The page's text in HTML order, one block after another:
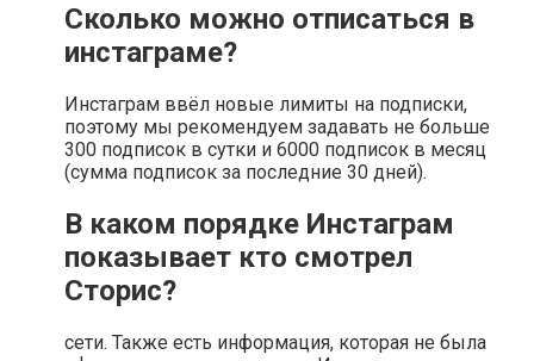
Сколько можно отписаться в
инстаграме?
Инстаграм ввёл новые лимиты на подписки,
поэтому мы рекомендуем задавать не больше
300 подписок в сутки и 6000 подписок в месяц
(сумма подписок за последние 30 дней).
В каком порядке Инстаграм
показывает кто смотрел
Сторис?
сети. Также есть информация, которая не была